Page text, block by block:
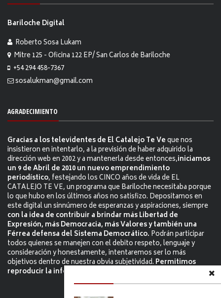
Bariloche Digital
Roberto Sosa Lukam
Mitre 125 - Oficina 122 EP/ San Carlos de Bariloche
+54 294 458-7367
sosalukman@gmail.com
AGRADECIMIENTO
Gracias a los televidentes de El Catalejo Te Veque nos
insistieron en intentarlo, a la previsión de haber adquirido la
dirección web en 2002 y a mantenerla desde entonces,iniciamos
un 9 de Abril de 2010 un nuevo emprendimiento
periodístico, festejando los CINCO años de vida de EL
CATALEJO TE VE, un programa que Bariloche necesitaba porque
lo que hubo en los últimos años no satisfizo. Depositamos en
este digital un sinnúmero de esperanzas y aspiraciones, siempre
con la idea de contribuir a brindar más Libertad de
Expresión, más Democracia, más Valores y también una
Férrea defensa del Sistema Democrático. Podrán participar
todos quienes se manejen con el debito respeto, lenguaje y
consideración y honestamente, intentaremos ser lo más
objetivos dentro de nuestra obvia subjetividad. Permitimos
reproducir la información citándo la fuente.